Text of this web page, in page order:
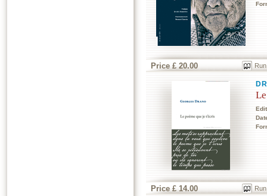
Price £ 20.00
Price £ 14.00